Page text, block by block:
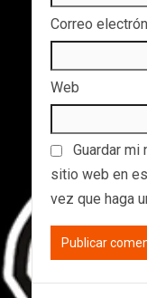
Correo
Web
Guardar mi
sitio web en
vez que haga